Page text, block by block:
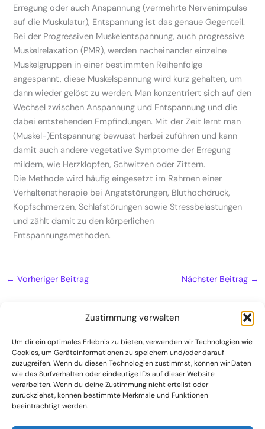
Zustimmung verwalten
Um dir ein optimales Erlebnis zu bieten, verwenden wir Technologien wie
Cookies, um Geräteinformationen zu speichern und/oder darauf
zuzugreifen. Wenn du diesen Technologien zustimmst, können wir Daten
wie das Surfverhalten oder eindeutige IDs auf dieser Website
verarbeiten. Wenn du deine Zustimmung nicht erteilst oder
zurückziehst, können bestimmte Merkmale und Funktionen
beeinträchtigt werden.
Erregung oder auch Anspannung (vermehrte Nervenimpulse
auf die Muskulatur), Entspannung ist das genaue Gegenteil.
Bei der Progressiven Muskelentspannung, auch progressive
Muskelrelaxation (PMR), werden nacheinander einzelne
Muskelgruppen in einer bestimmten Reihenfolge
angespannt, diese Muskelspannung wird kurz gehalten, um
dann wieder gelöst zu werden. Man konzentriert sich auf den
Wechsel zwischen Anspannung und Entspannung und die
dabei entstehenden Empfindungen. Mit der Zeit lernt man
(Muskel-)Entspannung bewusst herbei zuführen und kann
damit auch andere vegetative Symptome der Erregung
mildern, wie Herzklopfen, Schwitzen oder Zittern.
Die Methode wird häufig eingesetzt im Rahmen einer
Verhaltenstherapie bei Angststörungen, Bluthochdruck,
Kopfschmerzen, Schlafstörungen sowie Stressbelastungen
und zählt damit zu den körperlichen
Entspannungsmethoden.
← Vorheriger Beitrag Nächster Beitrag →
Naturheilpraxis
Kontakt
Datenschutzerklärung